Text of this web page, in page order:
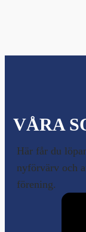
VÅRA
Här får du
nyförvärv och
förening.